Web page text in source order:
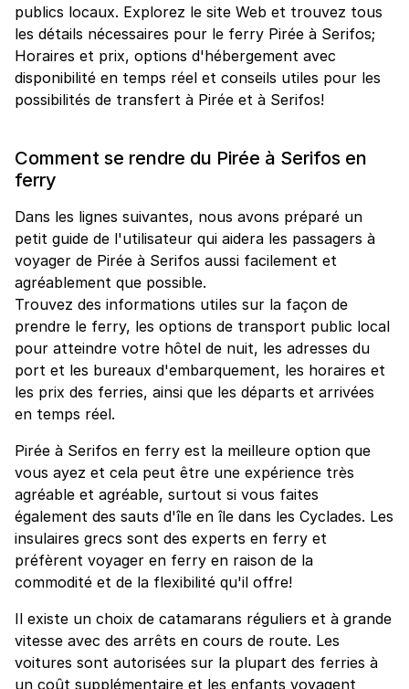
publics locaux. Explorez le site Web et trouvez tous
les détails nécessaires pour le ferry Pirée à Serifos;
Horaires et prix, options d'hébergement avec
disponibilité en temps réel et conseils utiles pour les
possibilités de transfert à Pirée et à Serifos!
Comment se rendre du Pirée à Serifos en
ferry
Dans les lignes suivantes, nous avons préparé un
petit guide de l'utilisateur qui aidera les passagers à
voyager de Pirée à Serifos aussi facilement et
agréablement que possible.
Trouvez des informations utiles sur la façon de
prendre le ferry, les options de transport public local
pour atteindre votre hôtel de nuit, les adresses du
port et les bureaux d'embarquement, les horaires et
les prix des ferries, ainsi que les départs et arrivées
en temps réel.
Pirée à Serifos en ferry est la meilleure option que
vous ayez et cela peut être une expérience très
agréable et agréable, surtout si vous faites
également des sauts d'île en île dans les Cyclades. Les
insulaires grecs sont des experts en ferry et
préfèrent voyager en ferry en raison de la
commodité et de la flexibilité qu'il offre!
Il existe un choix de catamarans réguliers et à grande
vitesse avec des arrêts en cours de route. Les
voitures sont autorisées sur la plupart des ferries à
un coût supplémentaire et les enfants voyagent